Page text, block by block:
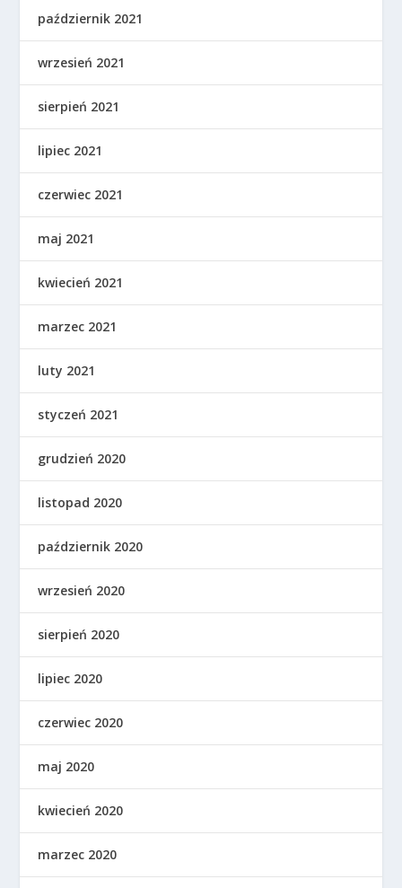
październik 2021
wrzesień 2021
sierpień 2021
lipiec 2021
czerwiec 2021
maj 2021
kwiecień 2021
marzec 2021
luty 2021
styczeń 2021
grudzień 2020
listopad 2020
październik 2020
wrzesień 2020
sierpień 2020
lipiec 2020
czerwiec 2020
maj 2020
kwiecień 2020
marzec 2020